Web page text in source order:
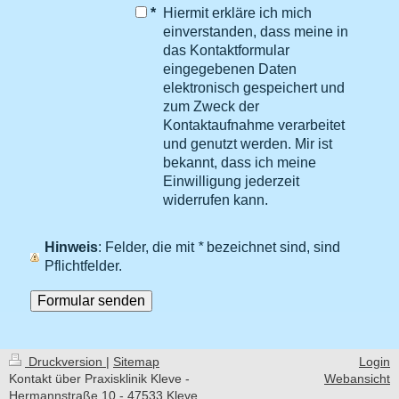
*
Hiermit erkläre ich mich
einverstanden, dass meine in
das Kontaktformular
eingegebenen Daten
elektronisch gespeichert und
zum Zweck der
Kontaktaufnahme verarbeitet
und genutzt werden. Mir ist
bekannt, dass ich meine
Einwilligung jederzeit
widerrufen kann.
Hinweis : Felder, die mit *bezeichnet sind, sind
Pflichtfelder.
Druckversion | Sitemap
Kontakt über Praxisklinik Kleve -
Hermannstraße 10 - 47533 Kleve
Login
Webansicht